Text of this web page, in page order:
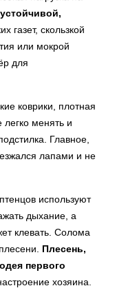
газет, скользкой
или мокрой
для
коврики, плотная
менять и
Главное,
лапами и не
используют
дыхание, а
клевать. Солома
Плесень,
первого
хозяина.